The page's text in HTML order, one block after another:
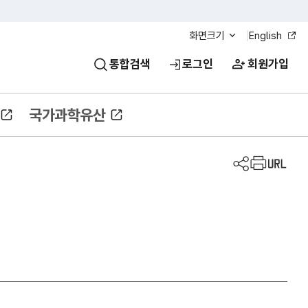
화면크기
English
통합검색 로그인 회원가입
국가과학유산